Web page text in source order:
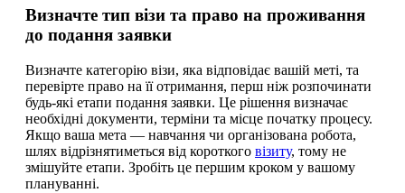
Визначте тип візи та право на проживання
до подання заявки
Визначте категорію візи, яка відповідає вашій меті, та
перевірте право на її отримання, перш ніж розпочинати
будь-які етапи подання заявки. Це рішення визначає
необхідні документи, терміни та місце початку процесу.
Якщо ваша мета — навчання чи організована робота,
шлях відрізнятиметься від короткого візиту, тому не
змішуйте етапи. Зробіть це першим кроком у вашому
плануванні.